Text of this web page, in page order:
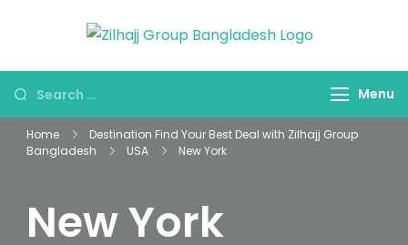
বাংলাদেশ
Umrah
Travel Tour
Looking
for
Something?
Menu
Home
Destination Find Your Best Deal with Zilhajj Group
Bangladesh
USA New York
New York